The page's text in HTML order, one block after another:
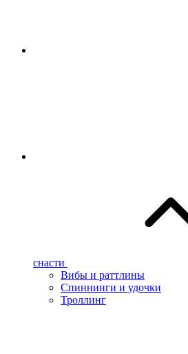
снасти
Вибы и раттлины
Спиннинги и удочки
Троллинг